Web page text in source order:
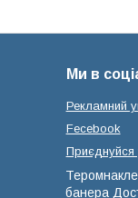
Ми в
Рекламний
Fecebook
Приєднуйся
банера